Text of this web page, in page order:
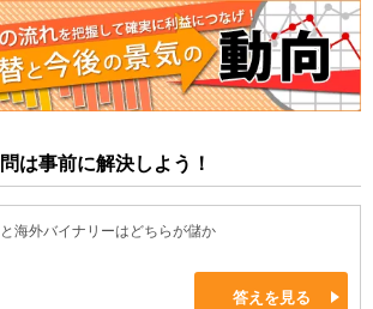
は事前に解決しよう！
海外バイナリーはどちらが儲か
答えを見る